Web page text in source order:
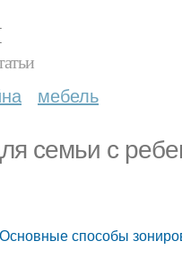
мебель
семьи с
способы